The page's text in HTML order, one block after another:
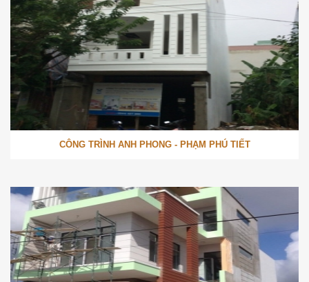
CÔNG TRÌNH ANH PHONG - PHẠM PHÚ TIẾT